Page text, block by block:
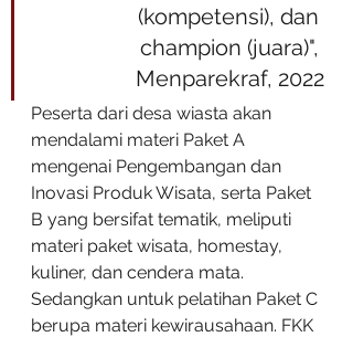
(kompetensi), dan
champion (juara)",
Menparekraf, 2022
Peserta dari desa wiasta akan
mendalami materi Paket A
mengenai Pengembangan dan
Inovasi Produk Wisata, serta Paket
B yang bersifat tematik, meliputi
materi paket wisata, homestay,
kuliner, dan cendera mata.
Sedangkan untuk pelatihan Paket C
berupa materi kewirausahaan. FKK